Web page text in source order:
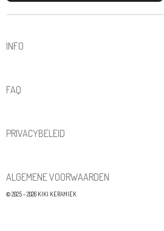
INFO
FAQ
PRIVACYBELEID
ALGEMENE VOORWAARDEN
© 2025 - 2026 KIKI KERAMIEK